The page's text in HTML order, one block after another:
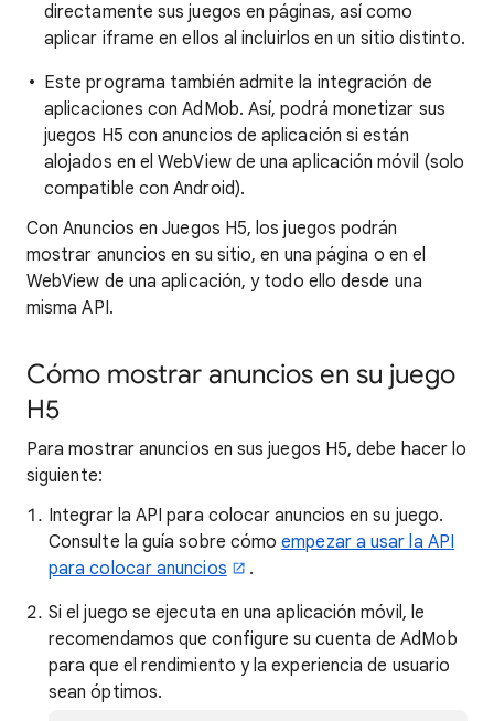
directamente sus juegos en páginas, así como
aplicar iframe en ellos al incluirlos en un sitio distinto.
Este programa también admite la integración de
aplicaciones con AdMob. Así, podrá monetizar sus
juegos H5 con anuncios de aplicación si están
alojados en el WebView de una aplicación móvil (solo
compatible con Android).
Con Anuncios en Juegos H5, los juegos podrán
mostrar anuncios en su sitio, en una página o en el
WebView de una aplicación, y todo ello desde una
misma API.
Cómo mostrar anuncios en su juego
H5
Para mostrar anuncios en sus juegos H5, debe hacer lo
siguiente:
Integrar la API para colocar anuncios en su juego.
Consulte la guía sobre cómoempezar a usar la API
para colocar anuncios
.
Si el juego se ejecuta en una aplicación móvil, le
recomendamos que configure su cuenta de AdMob
para que el rendimiento y la experiencia de usuario
sean óptimos.